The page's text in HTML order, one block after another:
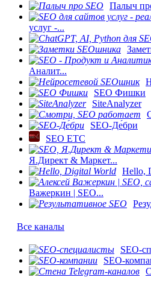
Палыч
услуг -...
Аналит...
SEO Фишки
SiteAnalyzer
SEO-Де́бри
SEO ETC
Я.Директ & Маркет...
Hello,
Важеркин | SEO...
Все каналы
SEO-
SEO-